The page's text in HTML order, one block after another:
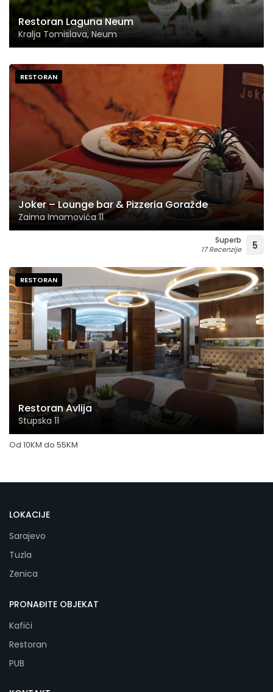
Restoran Laguna Neum
Kralja Tomislava, Neum
RESTORAN
Joker – Lounge bar & Pizzeria Goražde
Zaima Imamovića 11
Superb
17 Recenzije 5
RESTORAN
Restoran Avlija
Stupska 11
Od 10KM do 55KM
LOKACIJE
Sarajevo
Tuzla
Zenica
PRONAĐITE OBJEKAT
Kafići
Restoran
PUB